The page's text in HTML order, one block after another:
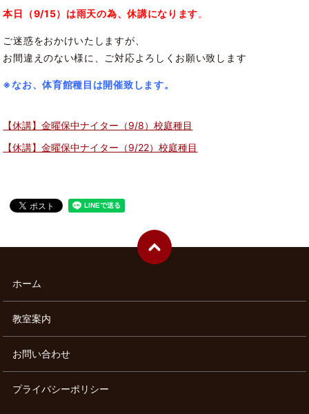
本日（9/15）は雨天の為、休講になります。
ご迷惑をおかけいたしますが、
お間違えのない様に、ご対応よろしくお願い致します
※なお、体育館種目は開催致します。
【休講】金曜保中ナイター（9/8）校庭種目
【休講】金曜保中ナイター（9/22）校庭種目
ホーム
教室案内
お問い合わせ
プライバシーポリシー